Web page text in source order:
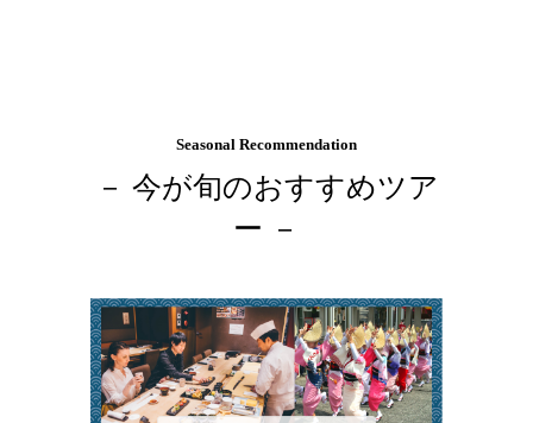
Seasonal Recommendation
－ 今が旬のおすすめツア
ー －